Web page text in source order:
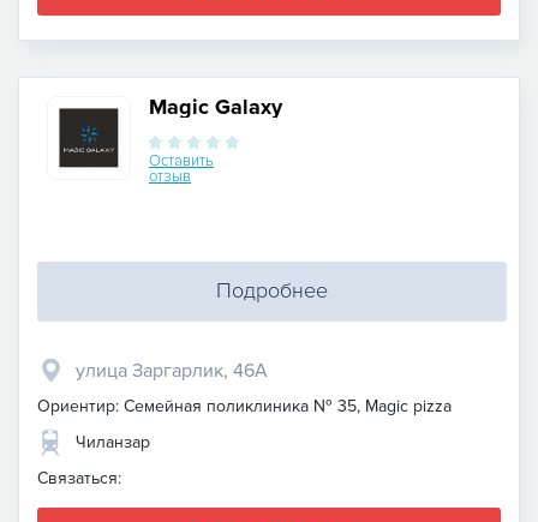
Magic Galaxy
Оставить
отзыв
Подробнее
улица Заргарлик, 46А
Ориентир: Семейная поликлиника № 35, Magic pizza
Чиланзар
Связаться: